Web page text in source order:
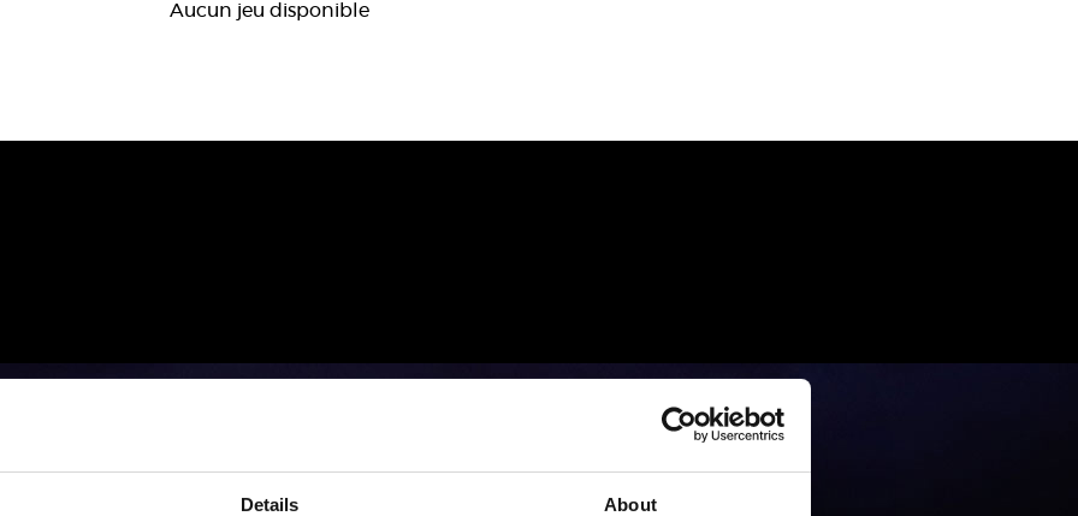
Details About
Aucun jeu disponible